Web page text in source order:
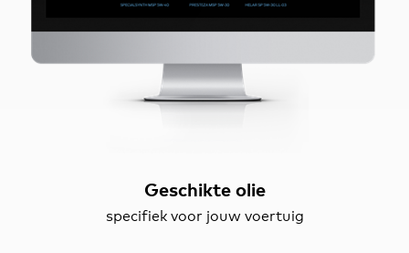
Geschikte olie
specifiek voor jouw voertuig